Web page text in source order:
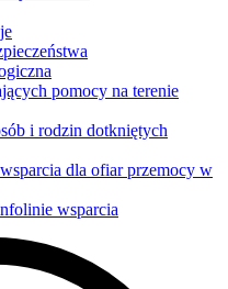
pomocy na terenie
i rodzin dotkniętych
dla ofiar przemocy w
wsparcia